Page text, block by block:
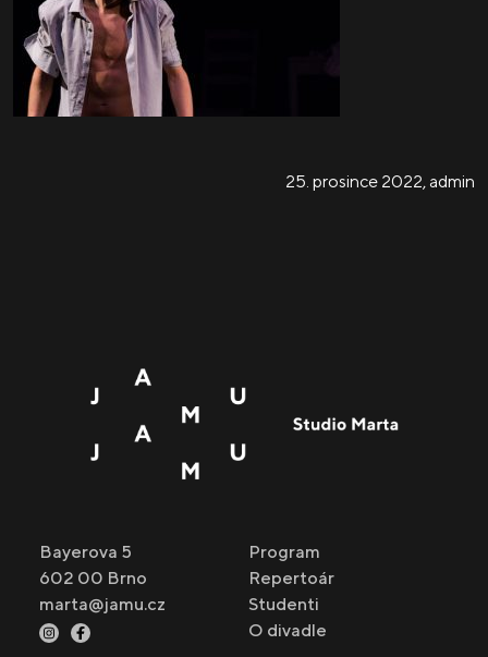
25. prosince 2022, admin
Bayerova 5
602 00 Brno
marta@jamu.cz
Program
Repertoár
Studenti
O divadle